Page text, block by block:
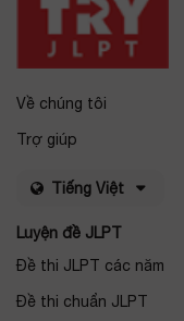
Về chúng tôi
Trợ giúp
Tiếng Việt
Luyện đề JLPT
Đề thi JLPT các năm
Đề thi chuẩn JLPT